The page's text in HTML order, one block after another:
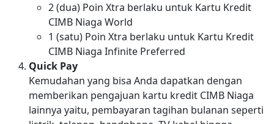
2 (dua) Poin Xtra berlaku untuk Kartu Kredit
CIMB Niaga World
1 (satu) Poin Xtra berlaku untuk Kartu Kredit
CIMB Niaga Infinite Preferred
Quick Pay
Kemudahan yang bisa Anda dapatkan dengan
memberikan pengajuan kartu kredit CIMB Niaga
lainnya yaitu, pembayaran tagihan bulanan seperti